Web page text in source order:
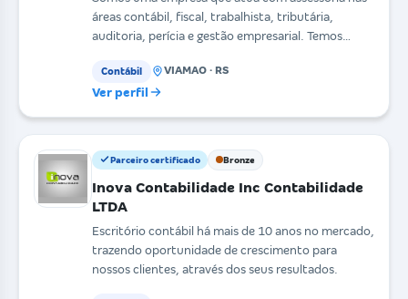
áreas contábil, fiscal, trabalhista, tributária,
auditoria, perícia e gestão empresarial. Temos
Contábil VIAMAO · RS
Ver perfil
Parceiro certificado Bronze
Inova Contabilidade Inc Contabilidade
LTDA
Escritório contábil há mais de 10 anos no mercado,
trazendo oportunidade de crescimento para
nossos clientes, através dos seus resultados.